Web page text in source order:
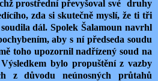
prostřední převyšoval své druhy
zda si skutečně myslí, že ti tři
dál. Spolek Šalamoun navrhl
aby s ní předseda soudu
toho upozornil nadřízený soud na
bylo propuštění z vazby
z důvodu neúnosných průtahů